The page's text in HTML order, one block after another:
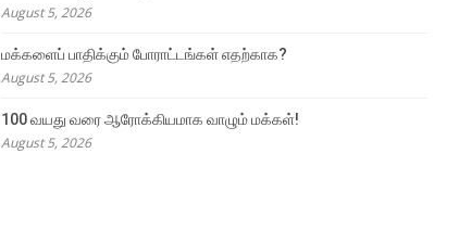
August 5, 2026
மக்களைப் பாதிக்கும் போராட்டங்கள் எதற்காக?
August 5, 2026
100 வயது வரை ஆரோக்கியமாக வாழும் மக்கள்!
August 5, 2026